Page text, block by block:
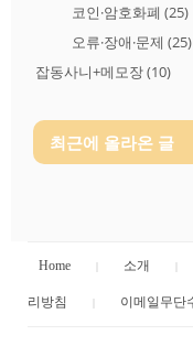
코인·암호화폐 (25)
오류·장애·문제 (25)
잡동사니+메모장(10)
최근에 올라온 글
Home 소개
리방침 이메일무단